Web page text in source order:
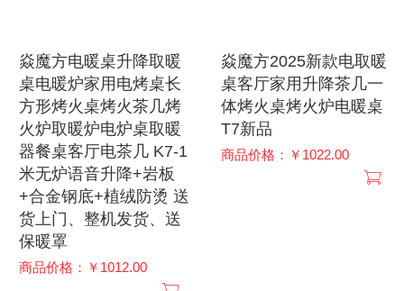
焱魔方电暖桌升降取暖
桌电暖炉家用电烤桌长
方形烤火桌烤火茶几烤
火炉取暖炉电炉桌取暖
器餐桌客厅电茶几 K7-1
米无炉语音升降+岩板
+合金钢底+植绒防烫 送
货上门、整机发货、送
保暖罩
商品价格：￥1012.00
焱魔方2025新款电取暖
桌客厅家用升降茶几一
体烤火桌烤火炉电暖桌
T7新品
商品价格：￥1022.00